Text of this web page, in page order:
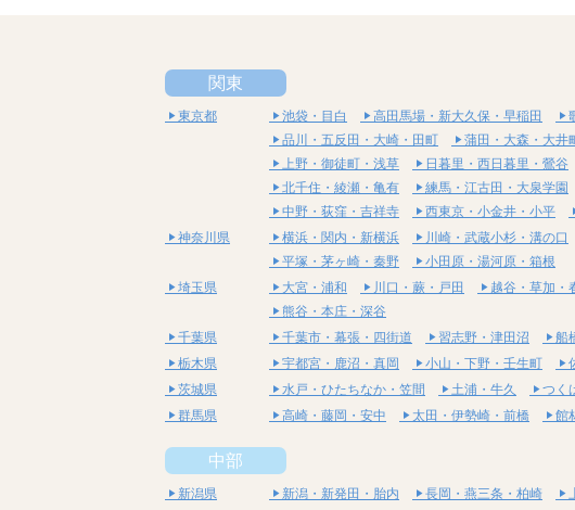
関東
東京都 池袋・目白 高田馬場・新大久保・早稲田
品川・五反田・大崎・田町
蒲田・大森・大井
上野・御徒町・浅草
日暮里・西日暮里・鶯谷
北千住・綾瀬・亀有
練馬・江古田・大泉学園
中野・荻窪・吉祥寺
西東京・小金井・小平
神奈川県
横浜・関内・新横浜 川崎・武蔵小杉・溝の口
平塚・茅ヶ崎・秦野
小田原・湯河原・箱根
埼玉県
大宮・浦和 川口・蕨・戸田 越谷・草加・
熊谷・本庄・深谷
千葉県
千葉市・幕張・四街道 習志野・津田沼 船
栃木県
宇都宮・鹿沼・真岡 小山・下野・壬生町
茨城県
水戸・ひたちなか・笠間 土浦・牛久 つく
群馬県
高崎・藤岡・安中 太田・伊勢崎・前橋 館
中部
新潟県 新潟・新発田・胎内 長岡・燕三条・柏崎